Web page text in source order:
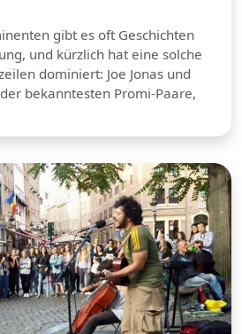
gibt es oft Geschichten
und kürzlich hat eine solche
dominiert: Joe Jonas und
bekanntesten Promi-Paare,